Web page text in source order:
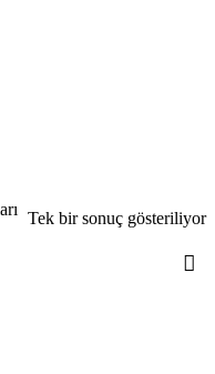
Tek bir sonuç gösteriliyor